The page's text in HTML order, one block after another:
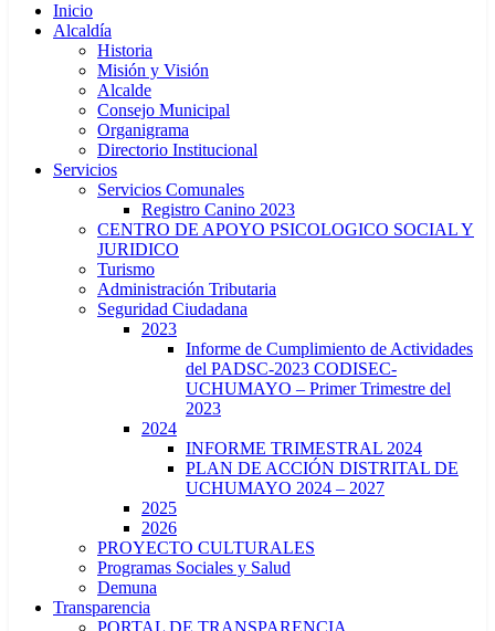
Inicio
Alcaldía
Historia
Misión y Visión
Alcalde
Consejo Municipal
Organigrama
Directorio Institucional
Servicios
Servicios Comunales
Registro Canino 2023
CENTRO DE APOYO PSICOLOGICO SOCIAL Y
JURIDICO
Turismo
Administración Tributaria
Seguridad Ciudadana
2023
Informe de Cumplimiento de Actividades
del PADSC-2023 CODISEC-
UCHUMAYO – Primer Trimestre del
2023
2024
INFORME TRIMESTRAL 2024
PLAN DE ACCIÓN DISTRITAL DE
UCHUMAYO 2024 – 2027
2025
2026
PROYECTO CULTURALES
Programas Sociales y Salud
Demuna
Transparencia
PORTAL DE TRANSPARENCIA